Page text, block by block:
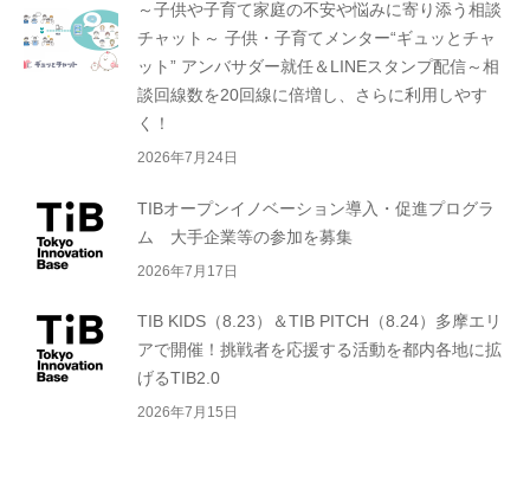
～子供や子育て家庭の不安や悩みに寄り添う相談
チャット～ 子供・子育てメンター“ギュッとチャ
ット” アンバサダー就任＆LINEスタンプ配信～相
談回線数を20回線に倍増し、さらに利用しやす
く！
2026年7月24日
TIBオープンイノベーション導入・促進プログラ
ム 大手企業等の参加を募集
2026年7月17日
TIB KIDS（8.23）＆TIB PITCH（8.24）多摩エリ
アで開催！挑戦者を応援する活動を都内各地に拡
げるTIB2.0
2026年7月15日